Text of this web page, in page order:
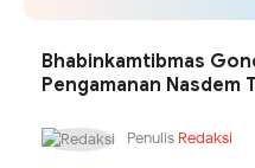
Bhabinkamtibmas
Pengamanan Nasdem
Penulis Redaksi